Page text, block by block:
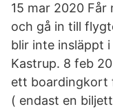
15 mar 2020 Får
och gå in till
blir inte insläppt
Kastrup. 8 feb
ett boardingkort
( endast en